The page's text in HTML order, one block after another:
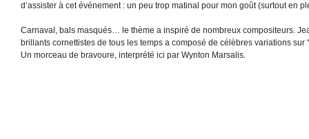
d’assister à cet événement : un peu trop matinal pour mon goût (surtout en
Carnaval, bals masqués… le thème a inspiré de nombreux compositeurs.
brillants cornettistes de tous les temps a composé de célèbres variations sur
Un morceau de bravoure, interprété ici par Wynton Marsalis.